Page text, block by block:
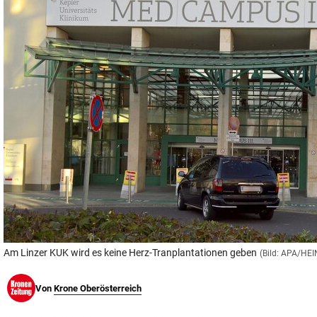
© Krone Multimedia GmbH & Co KG 2026
Muthgasse 2, 1190 Wien
Am Linzer KUK wird es keine Herz-Tranplantationen geben (Bild: APA/
Von Krone Oberösterreich